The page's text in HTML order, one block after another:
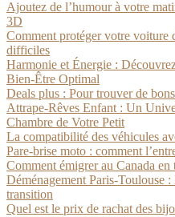
Ajoutez de l’humour à votre
3D
Comment protéger votre voiture
difficiles
Harmonie et Énergie :
Bien-Être Optimal
Deals plus : Pour trouver de
Attrape-Rêves Enfant : Un
Chambre de Votre Petit
La compatibilité des véhicules
Pare-brise moto : comment
Comment émigrer au Canada en
Déménagement Paris-Toulouse
transition
Quel est le prix de rachat des